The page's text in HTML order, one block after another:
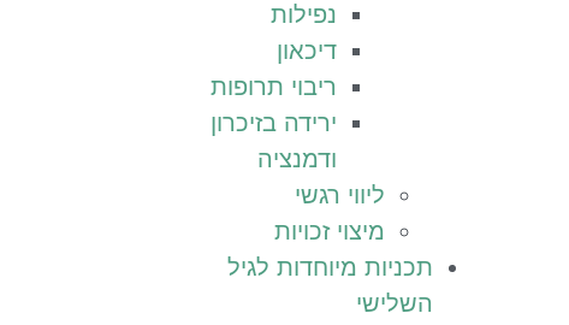
נפילות
דיכאון
ריבוי תרופות
ירידה בזיכרון
ודמנציה
ליווי רגשי
מיצוי זכויות
תכניות מיוחדות לגיל
השלישי